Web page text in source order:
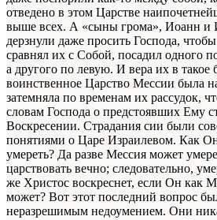
отведено в этом Царстве
выше всех. А «сыны грома», Иоанн и
дерзнули даже просить Господа,
сравнял их с Собой, посадил одного
а другого по левую. И вера их в такое
воинственное Царство Мессии была
затемняла по временам их рассудок,
словам Господа о предстоявших Ему
Воскресении. Страдания сии были
понятиями о Царе Израилевом. Как
умереть? Да разве Мессия может
царствовать вечно; следовательно,
же Христос воскреснет, если Он как
может? Вот этот последний вопрос
неразрешимым недоумением. Они